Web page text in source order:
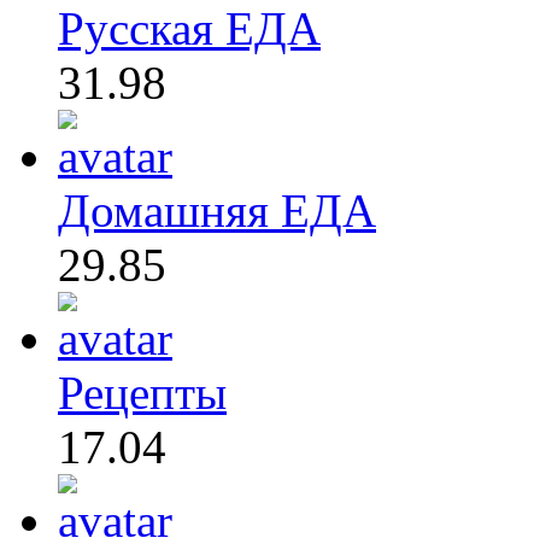
Русская ЕДА
31.98
Домашняя ЕДА
29.85
Рецепты
17.04